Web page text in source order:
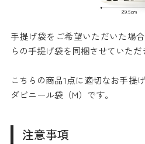
手提げ袋をご希望いただいた場
らの手提げ袋を同梱させていただ
こちらの商品1点に適切なお手提
ダビニール袋（M）です。
注意事項